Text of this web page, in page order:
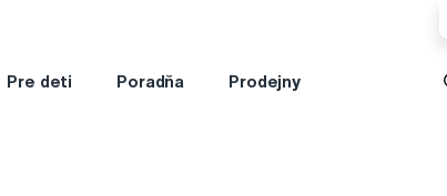
Pre deti Poradňa Prodejny